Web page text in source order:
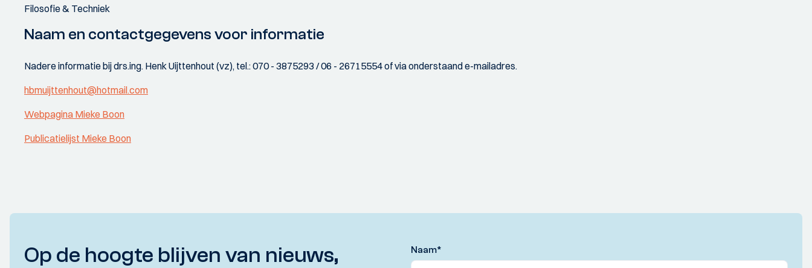
Filosofie & Techniek
Naam en contactgegevens voor informatie
Nadere informatie bij drs.ing. Henk Uijttenhout (vz), tel.: 070 - 3875293 / 06 - 26715554 of via onderstaand e-mailadres.
hbmuijttenhout@hotmail.com
Webpagina Mieke Boon
Publicatielijst Mieke Boon
Op de hoogte blijven van nieuws,
Naam*